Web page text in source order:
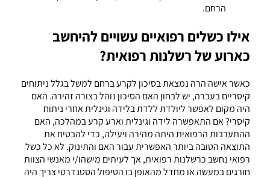
הרחם.
אילו כשלים רפואיים עשויים להיחשב
כארוע של רשלנות רפואית?
כאשר אישה הרה נמצאת בסיכון לקרע ברחם למשל בגלל ניתוחים
קיסריים בעברה, יש לבחון האם הסיכון נוהל בצורה זהירה. האם
היה מקום לאפשר ליולדת ללדת בלידה וגינלית אחרי ניתוח
קיסרי? אם התאפשרה לידה וגינלית וארע קרע במהלכה, האם
ההתערבות הרפואית היתה מהירה ויעילה, כדי להבטיח את
התוצאה הטובה ביותר האפשרית עבור האם והתינוק. לא כל כשל
רפואי נחשב כרשלנות רפואית, אך לעיתים מישהו/י מאנשי הצוות
חורגים במעשה או מחדל מהאופן בו הטיפול הסטנדרטי צריך היה